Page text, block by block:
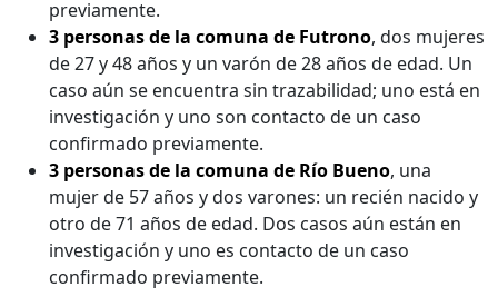
previamente.
3 personas de la comuna de Futrono, dos mujeres
de 27 y 48 años y un varón de 28 años de edad. Un
caso aún se encuentra sin trazabilidad; uno está en
investigación y uno son contacto de un caso
confirmado previamente.
3 personas de la comuna de Río Bueno, una
mujer de 57 años y dos varones: un recién nacido y
otro de 71 años de edad. Dos casos aún están en
investigación y uno es contacto de un caso
confirmado previamente.